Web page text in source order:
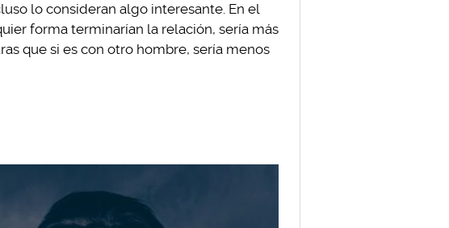
lo consideran algo interesante. En el
forma terminarían la relación, sería más
que si es con otro hombre, sería menos